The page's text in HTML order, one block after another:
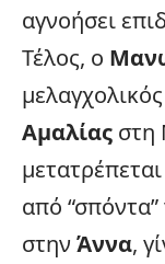
αγνοήσει
Τέλος, ο
Αμαλίας στη
από
στην Άννα,